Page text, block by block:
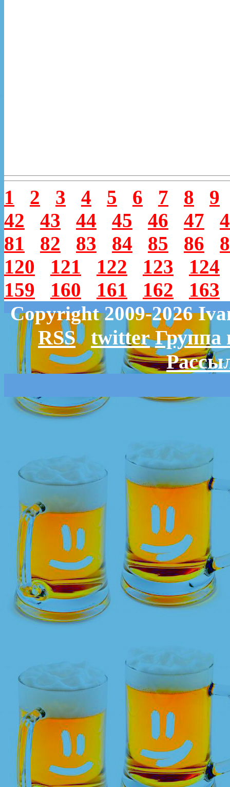
1 2 3 4 5 6 7 8
9
42
43 44 45 46 47
81
82 83 84 85 86
120
121 122 123
124
159
160 161 162
163
Copyright 2009-2026
RSS twitter Группа